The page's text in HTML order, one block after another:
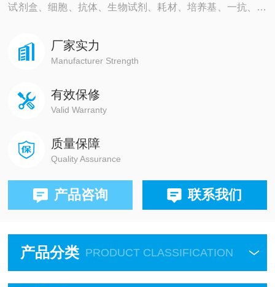
试剂盒、细胞、抗体、生物试剂、耗材、培养基、一抗、二
厂家实力
Manufacturer Strength
有效保修
Valid Warranty
质量保障
Quality Assurance
产品咨询 联系我们
产品分类 PRODUCT CLASSIFICATION